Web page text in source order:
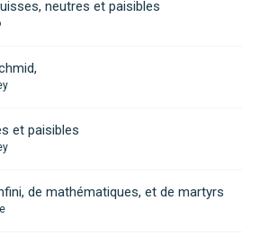
neutres et paisibles
et paisibles
de mathématiques, et de martyrs